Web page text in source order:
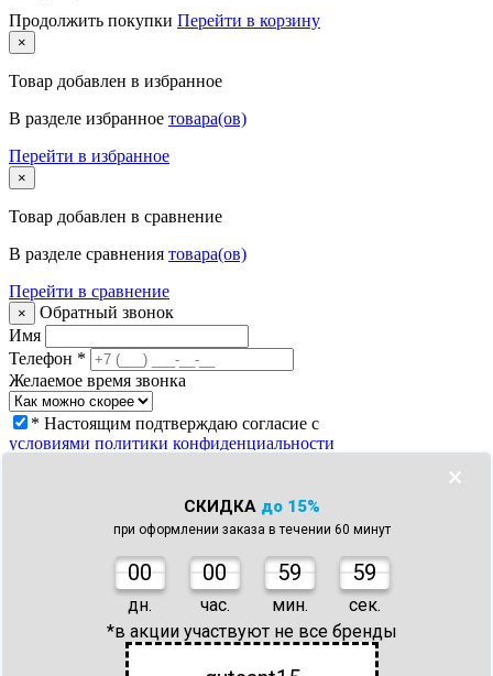
СКИДКА до 15%
при оформлении заказа в течении 60 минут
00
дн.
00
час.
59
мин.
59
сек.
*в акции участвуют не все бренды
×
Продолжить покупки Перейти в корзину
×
Товар добавлен в избранное
В разделе избранное товара(ов)
Перейти в избранное
×
Товар добавлен в сравнение
В разделе сравнения товара(ов)
Перейти в сравнение
×
Обратный звонок
Имя
Телефон *
Желаемое время звонка
* Настоящим подтверждаю согласие с
условиями политики конфиденциальности
Номер заказа *
* Настоящим подтверждаю согласие с
условиями политики конфиденциальности
Узнать статус заказа
Спасибо!